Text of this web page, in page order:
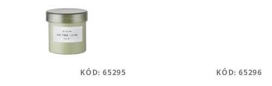
KÓD: 65295 KÓD: 65296